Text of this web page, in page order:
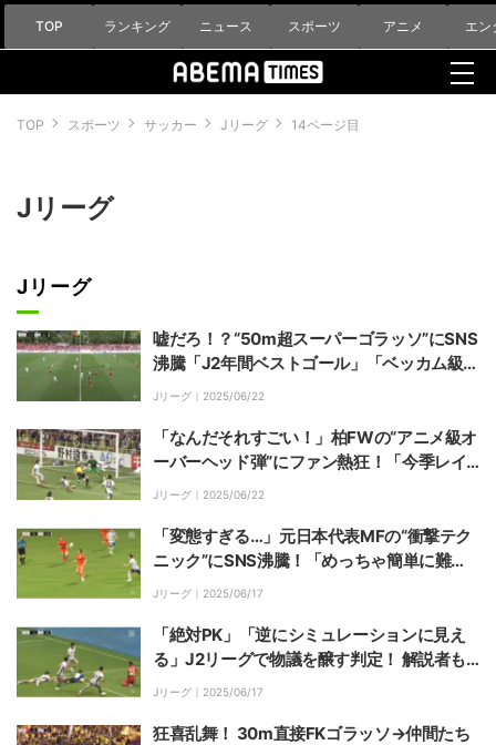
TOP ランキング ニュース スポーツ アニメ エン
TOP スポーツ サッカー Jリーグ 14ページ目
Jリーグ
Jリーグ
嘘だろ！？“50m超スーパーゴラッソ”にSNS
沸騰「J2年間ベストゴール」「ベッカム級」
「ノーバウンドは凄い」いわきMF大西悠介
Jリーグ｜ 2025/06/22
「なんだそれすごい！」柏FWの“アニメ級オ
ーバーヘッド弾”にファン熱狂！「今季レイ
ソルのベストゴール」伊東純也＆関根大輝も
Jリーグ｜ 2025/06/22
「変態すぎる…」元日本代表MFの“衝撃テク
ニック”にSNS沸騰！「めっちゃ簡単に難し
いプレーやるやん」「意味わからん」乾貴士
Jリーグ｜ 2025/06/17
「絶対PK」「逆にシミュレーションに見え
る」J2リーグで物議を醸す判定！ 解説者も
困惑した“微妙すぎる接触”の一部始終「VAR
Jリーグ｜ 2025/06/17
狂喜乱舞！ 30m直接FKゴラッソ→仲間たち